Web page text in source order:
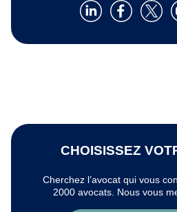
CHOISISSEZ
Cherchez l’avocat qui vous
2000 avocats. Nous vous